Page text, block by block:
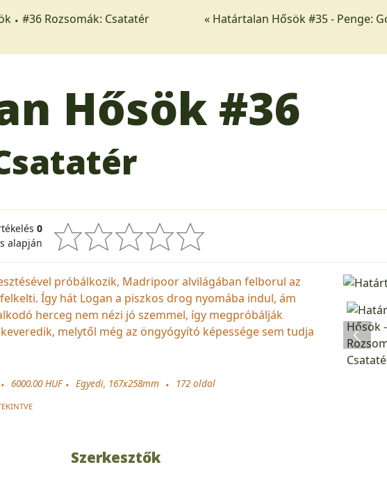
#36 Rozsomák: Csatatér « Határtalan Hősök #35 - Penge:
Hősök #36
0
alapján
próbálkozik, Madripoor alvilágában felborul az
Így hát Logan a piszkos drog nyomába indul, ám
herceg nem nézi jó szemmel, így megpróbálják
melytől még az öngyógyító képessége sem tudja
6000.00 HUF Egyedi, 167x258mm 172oldal
Szerkesztők